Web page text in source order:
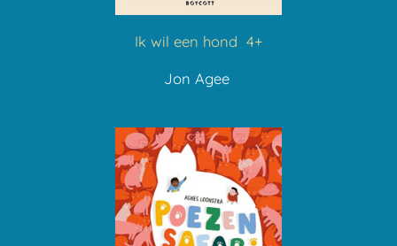
Ik wil een hond 4+
Jon Agee